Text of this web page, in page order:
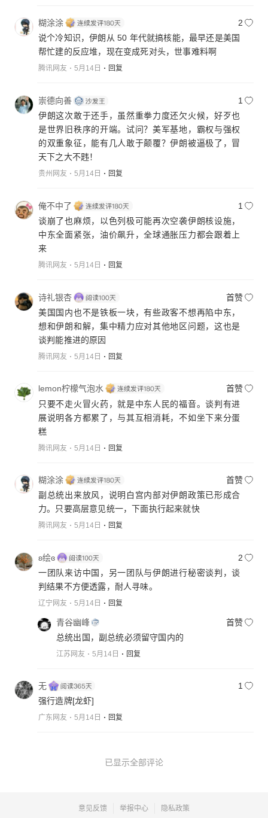
糊涂涂
2
说个冷知识，伊朗从 50 年代就搞核能，最早还是美国
帮忙建的反应堆，现在变成死对头，世事难料啊
腾讯网友 5月14日 回复
崇德向善
1
伊朗这次敢于还手，虽然重拳力度还欠火候，好歹也
是世界旧秩序的开端。试问？美军基地，霸权与强权
的双重象征，能有几人敢于颠覆？伊朗被逼极了，冒
天下之大不韪！
贵州网友 5月14日 回复
俺不中了
1
谈崩了也麻烦，以色列极可能再次空袭伊朗核设施，
中东全面紧张，油价飙升，全球通胀压力都会跟着上
来
腾讯网友 5月14日 回复
诗礼银杏
首赞
美国国内也不是铁板一块，有些政客不想再陷中东，
想和伊朗和解，集中精力应对其他地区问题，这也是
谈判能推进的原因
腾讯网友 5月14日 回复
lemon柠檬气泡水
首赞
只要不走火冒火药，就是中东人民的福音。谈判有进
展说明各方都累了，与其互相消耗，不如坐下来分蛋
糕
腾讯网友 5月14日 回复
糊涂涂
首赞
副总统出来放风，说明白宫内部对伊朗政策已形成合
力。只要高层意见统一，下面执行起来就快
腾讯网友 5月14日 回复
ʚ绘ɞ
2
一团队来访中国，另一团队与伊朗进行秘密谈判，谈
判结果不方便透露，耐人寻味。
辽宁网友 5月14日 回复
青谷幽峰
首赞
总统出国，副总统必须留守国内的
江苏网友 5月14日 回复
无
1
强行造牌[龙虾]
广东网友 5月14日 回复
已显示全部评论
意见反馈 举报中心 隐私政策